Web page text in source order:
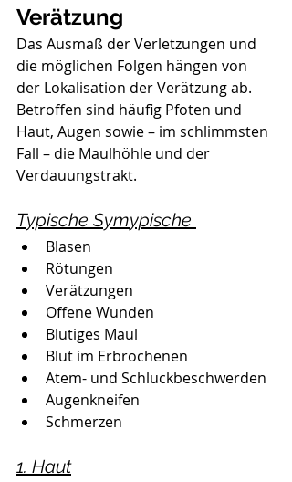
Verätzung
Das Ausmaß der Verletzungen und
die möglichen Folgen hängen von
der Lokalisation der Verätzung ab.
Betroffen sind häufig Pfoten und
Haut, Augen sowie – im schlimmsten
Fall – die Maulhöhle und der
Verdauungstrakt.
Typische Symypische
Blasen
Rötungen
Verätzungen
Offene Wunden
Blutiges Maul
Blut im Erbrochenen
Atem- und Schluckbeschwerden
Augenkneifen
Schmerzen
1. Haut